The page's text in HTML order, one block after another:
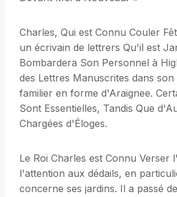
Charles, Qui est Connu Couler
un écrivain de lettrers Qu'il est
Bombardera Son Personnel à
des Lettres Manuscrites dans son
familier en forme d'Araignee.
Sont Essentielles, Tandis Que
Chargées d'Éloges.
Le Roi Charles est Connu Verser
l'attention aux dédails, en
concerne ses jardins. Il a passé